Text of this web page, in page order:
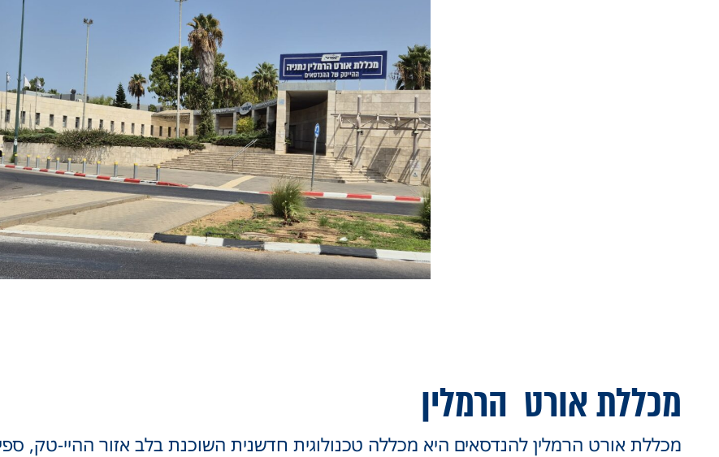
מכללת אורט הרמלין
מכללת אורט הרמלין להנדסאים היא מכללה טכנולוגית חדשנית השוכנת בלב אזור ההיי-טק,